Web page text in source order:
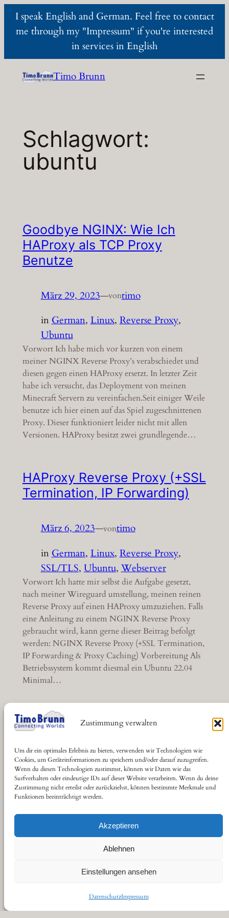
I speak English and German. Feel free to contact
me through my "Impressum" if you're interested
in services in English
Zustimmung verwalten
Um dir ein optimales Erlebnis zu bieten, verwenden wir Technologien wie
Cookies, um Geräteinformationen zu speichern und/oder darauf zuzugreifen.
Wenn du diesen Technologien zustimmst, können wir Daten wie das
Surfverhalten oder eindeutige IDs auf dieser Website verarbeiten. Wenn du deine
Zustimmung nicht erteilst oder zurückziehst, können bestimmte Merkmale und
Funktionen beeinträchtigt werden.
Akzeptieren
Ablehnen
Einstellungen ansehen
DatenschutzImpressum
Inhalt
Timo Brunn
Schlagwort:
ubuntu
Goodbye NGINX: Wie Ich
HAProxy als TCP Proxy
Benutze
März 29, 2023—vontimo
in German, Linux, Reverse Proxy
Ubuntu
Vorwort Ich habe mich vor kurzen von einem
meiner NGINX Reverse Proxy’s verabschiedet und
diesen gegen einen HAProxy ersetzt. In letzter Zeit
habe ich versucht, das Deployment von meinen
Minecraft Servern zu vereinfachen.Seit einiger Weile
benutze ich hier einen auf das Spiel zugeschnittenen
Proxy. Dieser funktioniert leider nicht mit allen
Versionen. HAProxy besitzt zwei grundlegende…
HAProxy Reverse Proxy (+SSL
Termination, IP Forwarding)
März 6, 2023—vontimo
in German, Linux, Reverse Proxy
SSL/TLS, Ubuntu, Webserver
Vorwort Ich hatte mir selbst die Aufgabe gesetzt,
nach meiner Wireguard umstellung, meinen reinen
Reverse Proxy auf einen HAProxy umzuziehen. Falls
eine Anleitung zu einem NGINX Reverse Proxy
gebraucht wird, kann gerne dieser Beitrag befolgt
werden: NGINX Reverse Proxy (+SSL Termination,
IP Forwarding & Proxy Caching) Vorbereitung Als
Betriebssystem kommt diesmal ein Ubuntu 22.04
Minimal…